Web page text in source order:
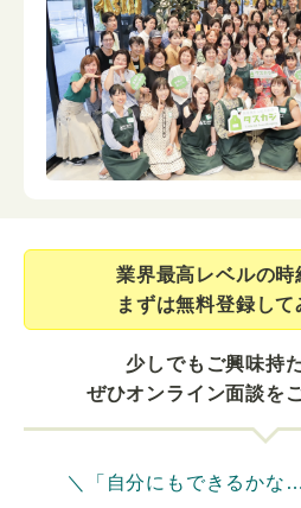
業界最⾼レベルの時
まずは無料登録して
少しでもご興味持
ぜひオンライン面談を
＼「自分にもできるかな